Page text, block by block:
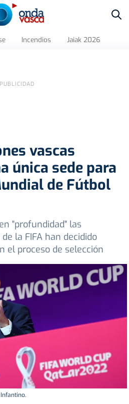
Incendios Jaiak 2026
vascas
única sede para
de Fútbol
"profundidad" las
la FIFA han decidido
el proceso de selección